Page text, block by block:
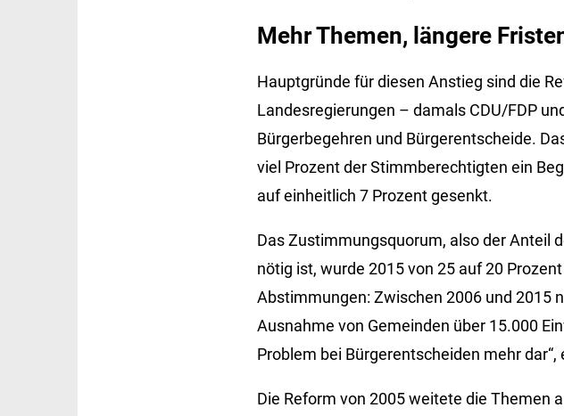
Mehr Themen, längere
Hauptgründe für diesen Anstieg sind die
Landesregierungen – damals CDU/FDP
Bürgerbegehren und Bürgerentscheide.
viel Prozent der Stimmberechtigten ein
auf einheitlich 7 Prozent gesenkt.
Das Zustimmungsquorum, also der Anteil
nötig ist, wurde 2015 von 25 auf 20
Abstimmungen: Zwischen 2006 und 2015
Ausnahme von Gemeinden über 15.000
Problem bei Bürgerentscheiden mehr
Die Reform von 2005 weitete die Themen